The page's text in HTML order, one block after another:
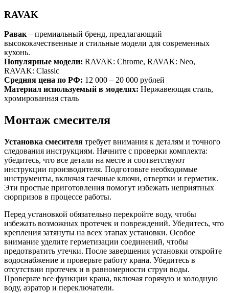
RAVAK
Равак – премиальный бренд, предлагающий
высококачественные и стильные модели для современных
кухонь.
Популярные модели: RAVAK: Chrome, RAVAK: Neo,
RAVAK: Classic
Средняя цена по РФ: 12 000 – 20 000 рублей
Материал используемый в моделях: Нержавеющая сталь,
хромированная сталь
Монтаж смесителя
Установка смесителя требует внимания к деталям и точного
следования инструкциям. Начните с проверки комплекта:
убедитесь, что все детали на месте и соответствуют
инструкции производителя. Подготовьте необходимые
инструменты, включая гаечные ключи, отвертки и герметик.
Эти простые приготовления помогут избежать неприятных
сюрпризов в процессе работы.
Перед установкой обязательно перекройте воду, чтобы
избежать возможных протечек и повреждений. Убедитесь, что
крепления затянуты на всех этапах установки. Особое
внимание уделите герметизации соединений, чтобы
предотвратить утечки. После завершения установки откройте
водоснабжение и проверьте работу крана. Убедитесь в
отсутствии протечек и в равномерности струи воды.
Проверьте все функции крана, включая горячую и холодную
воду, аэратор и переключатели.